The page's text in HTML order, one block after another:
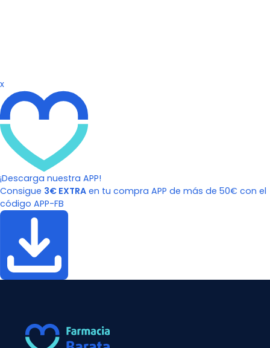
x
¡Descarga nuestra APP!
Consigue 3€ EXTRA en tu compra APP de más de 50€ con el
código APP-FB